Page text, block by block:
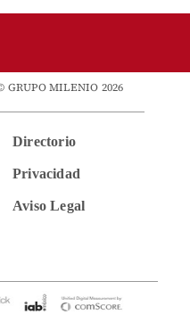
GRUPO MILENIO 2026
Directorio
Privacidad
Aviso Legal